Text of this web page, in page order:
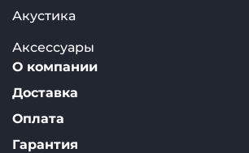
Акустика
Аксессуары
О компании
Доставка
Оплата
Гарантия